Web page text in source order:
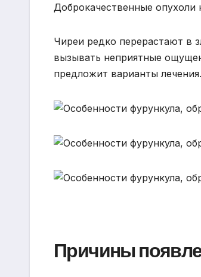
Доброкачественные
Чиреи редко перерастают в
вызывать неприятные
предложит варианты лечения.
Причины